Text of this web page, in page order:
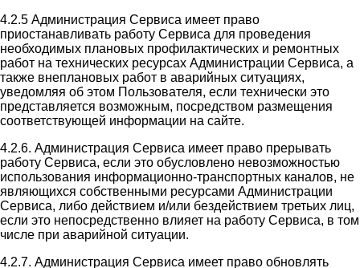
4.2.5 Администрация Сервиса имеет право
приостанавливать работу Сервиса для проведения
необходимых плановых профилактических и ремонтных
работ на технических ресурсах Администрации Сервиса, а
также внеплановых работ в аварийных ситуациях,
уведомляя об этом Пользователя, если технически это
представляется возможным, посредством размещения
соответствующей информации на сайте.
4.2.6. Администрация Сервиса имеет право прерывать
работу Сервиса, если это обусловлено невозможностью
использования информационно-транспортных каналов, не
являющихся собственными ресурсами Администрации
Сервиса, либо действием и/или бездействием третьих лиц,
если это непосредственно влияет на работу Сервиса, в том
числе при аварийной ситуации.
4.2.7. Администрация Сервиса имеет право обновлять